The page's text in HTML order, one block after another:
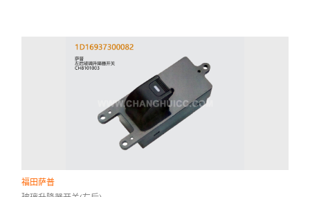
福田萨普